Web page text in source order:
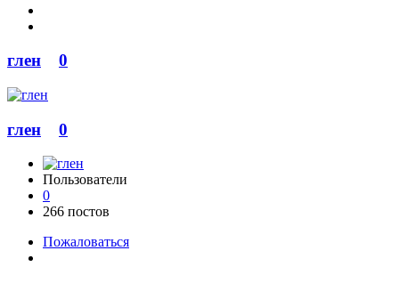
глен 0
глен 0
Пользователи
0
266 постов
Пожаловаться